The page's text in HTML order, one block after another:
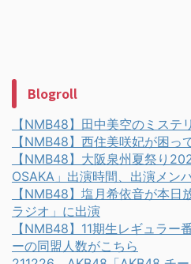
Blogroll
【NMB48】田中美空のミス
【NMB48】西住美咲妃が困っ
【NMB48】大阪泉州夏祭り
OSAKA」出演時間、出演メン
【NMB48】塩月希依音が本日
ラジオ」に出演
【NMB48】11期生レギュラー
ーの同盟人数がこちら